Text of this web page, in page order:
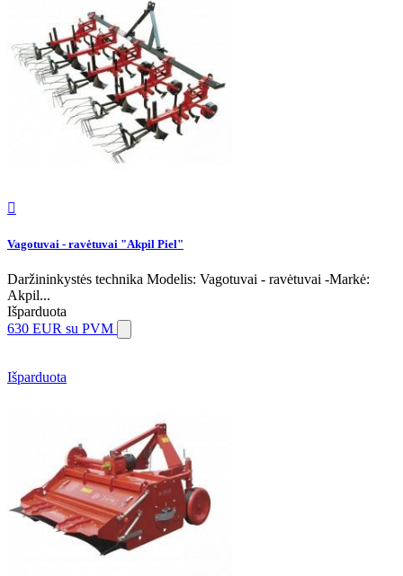

Vagotuvai - ravėtuvai "Akpil Piel"
Daržininkystės technika Modelis: Vagotuvai - ravėtuvai -Markė:
Akpil...
Išparduota
630 EUR su PVM
Išparduota